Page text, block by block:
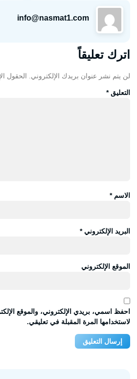
info@nasmat1.com
اترك تعليقاً
لن يتم نشر عنوان بريدك الإلكتروني. الحقول
التعليق*
الاسم*
البريد الإلكتروني*
الموقع الإلكتروني
احفظ اسمي، بريدي الإلكتروني، والموقع
لاستخدامها المرة المقبلة في تعليقي.